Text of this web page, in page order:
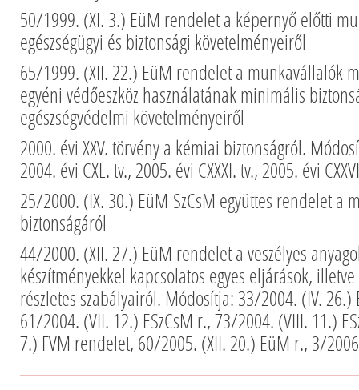
50/1999. (XI. 3.) EüM rendelet a képernyő előtti
egészségügyi és biztonsági követelményeiről
65/1999. (XII. 22.) EüM rendelet a munkavállalók
egyéni védőeszköz használatának minimális
egészségvédelmi követelményeiről
2000. évi XXV. törvény a kémiai biztonságról.
2004. évi CXL. tv., 2005. évi CXXXI. tv., 2005. évi
25/2000. (IX. 30.) EüM-SzCsM együttes rendelet a
biztonságáról
44/2000. (XII. 27.) EüM rendelet a veszélyes
készítményekkel kapcsolatos egyes eljárások,
részletes szabályairól. Módosítja: 33/2004. (IV. 26.)
61/2004. (VII. 12.) ESzCsM r., 73/2004. (VIII. 11.)
7.) FVM rendelet, 60/2005. (XII. 20.) EüM r., 3/